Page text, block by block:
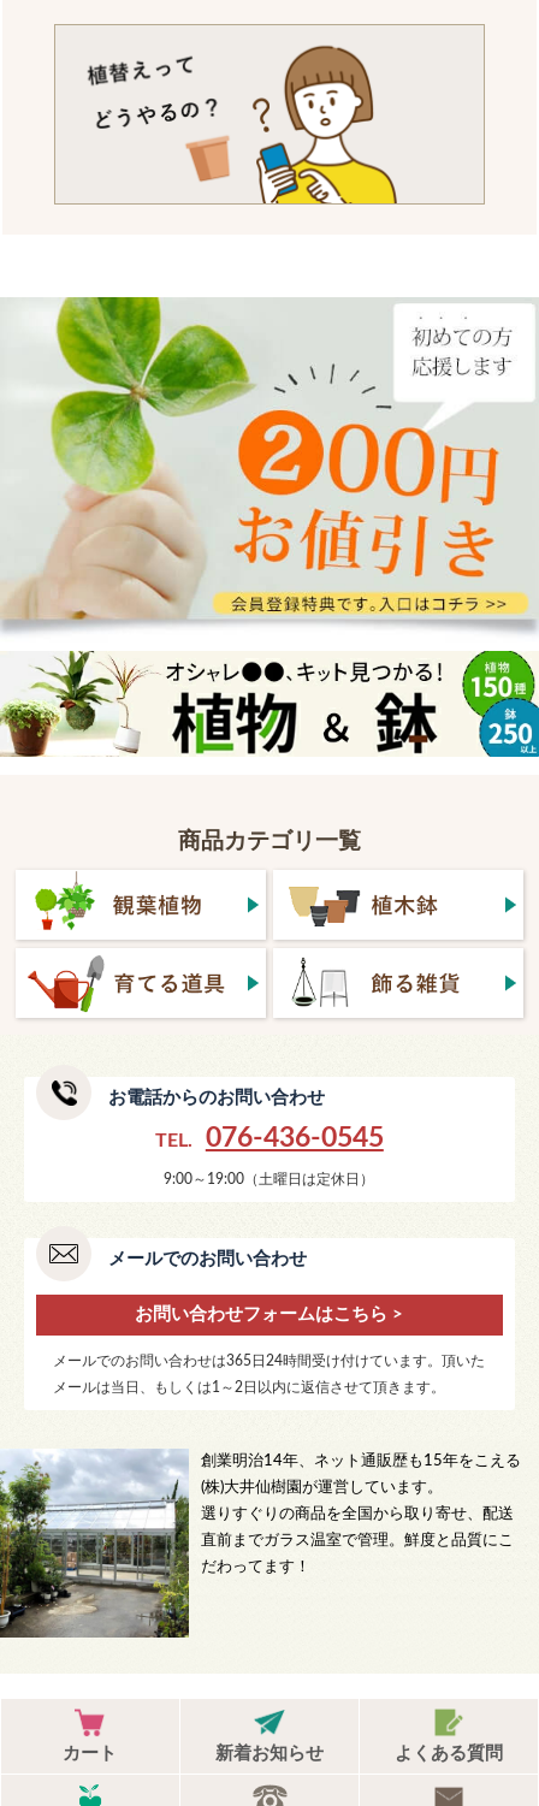
商品カテゴリ一覧
お電話からのお問い合わせ
TEL. 076-436-0545
9:00～19:00（土曜日は定休日）
メールでのお問い合わせ
お問い合わせフォームはこちら >
メールでのお問い合わせは365日24時間受け付けています。頂いた
メールは当日、もしくは1～2日以内に返信させて頂きます。
創業明治14年、ネット通販歴も15年をこえる
(株)大井仙樹園が運営しています。
選りすぐりの商品を全国から取り寄せ、配送
直前までガラス温室で管理。鮮度と品質にこ
だわってます！
カート 新着お知らせ よくある質問